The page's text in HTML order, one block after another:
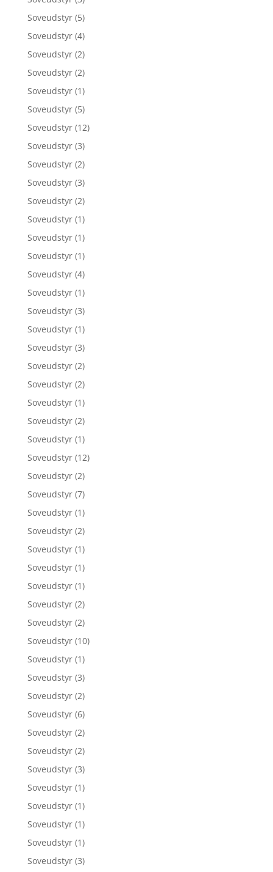
Soveudstyr (5)
Soveudstyr (4)
Soveudstyr (2)
Soveudstyr (2)
Soveudstyr (1)
Soveudstyr (5)
Soveudstyr (12)
Soveudstyr (3)
Soveudstyr (2)
Soveudstyr (3)
Soveudstyr (2)
Soveudstyr (1)
Soveudstyr (1)
Soveudstyr (1)
Soveudstyr (4)
Soveudstyr (1)
Soveudstyr (3)
Soveudstyr (1)
Soveudstyr (3)
Soveudstyr (2)
Soveudstyr (2)
Soveudstyr (1)
Soveudstyr (2)
Soveudstyr (1)
Soveudstyr (12)
Soveudstyr (2)
Soveudstyr (7)
Soveudstyr (1)
Soveudstyr (2)
Soveudstyr (1)
Soveudstyr (1)
Soveudstyr (1)
Soveudstyr (2)
Soveudstyr (2)
Soveudstyr (10)
Soveudstyr (1)
Soveudstyr (3)
Soveudstyr (2)
Soveudstyr (6)
Soveudstyr (2)
Soveudstyr (2)
Soveudstyr (3)
Soveudstyr (1)
Soveudstyr (1)
Soveudstyr (1)
Soveudstyr (1)
Soveudstyr (3)